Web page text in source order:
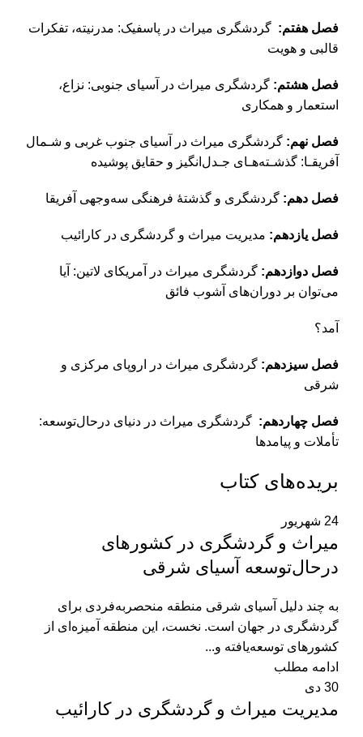
فصل هفتم: گردشگری میراث در پاسفیک: مدرنیته، تفکرات
قالبی و هویت
فصل هشتم:‌ گردشگری میراث در آسیای جنوبی: نزاع،
استعمار و همکاری
فصل نهم: گردشگری میراث در آسیای جنوب غربی و شـمال
آفریقـا: گذشـته‌هـای جـدل‌انگیز و حقایق پوشیده
فصل دهم:‌ گردشگری و گذشتۀ فرهنگی سه‌وجهی آفریقا
فصل یازدهم: مدیریت میراث و گردشگری در کارائیب
فصل دوازدهم: گردشگری میراث در آمریکای لاتین: آیا
می‌توان بر دوران‌های آشوب فائق
آمد؟
فصل سیزدهم: گردشگری میراث در اروپای مرکزی و
شرقی
فصل چهاردهم: گردشگری میراث در دنیای درحال‌توسعه:
تأملات و پیامدها
بریده‌های کتاب
24 شهریور
میراث و گردشگری در کشورهای
در‌حال‌‌توسعه آسیای شرقی
به چند دلیل آسیای شرقی منطقه منحصربه‌فردی برای
گردشگری در جهان است. نخست، این منطقه آمیزه‌ای از
کشورهای توسعه‌یافته و...
ادامه مطلب
30 دی
مدیریت میراث و گردشگری در کارائیب